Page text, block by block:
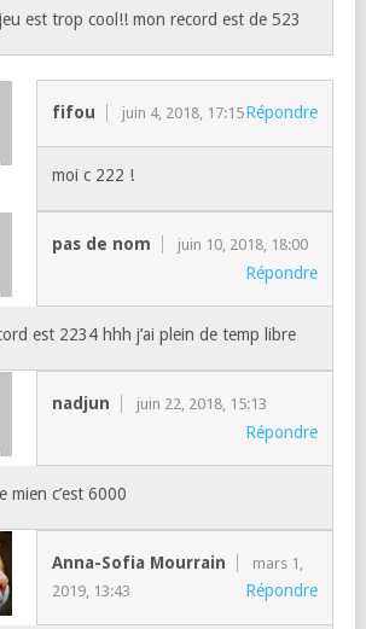
est trop cool!! mon record est de 523
fifou juin 4, 2018, 17:15Répondre
moi c 222 !
pas de nom juin 10, 2018, 18:00
Répondre
est 2234 hhh j’ai plein de temp libre
nadjun juin 22, 2018, 15:13
Répondre
mien c’est 6000
Anna-Sofia Mourrain
mars 1,
2019, 13:43
Répondre